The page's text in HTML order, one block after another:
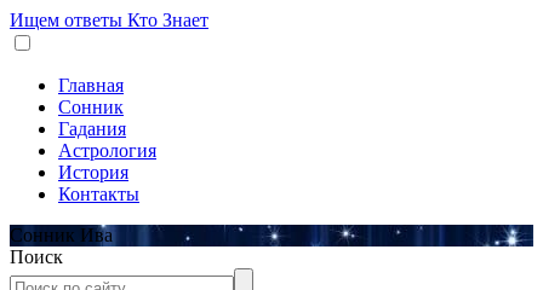
Ищем ответы Кто Знает
Главная
Сонник
Гадания
Астрология
История
Контакты
Сонник Ива
Поиск